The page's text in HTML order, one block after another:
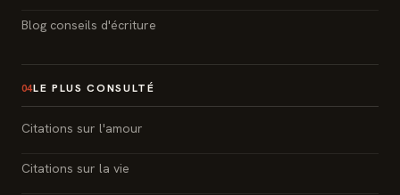
Blog conseils d'écriture
04LE PLUS CONSULTÉ
Citations sur l'amour
Citations sur la vie